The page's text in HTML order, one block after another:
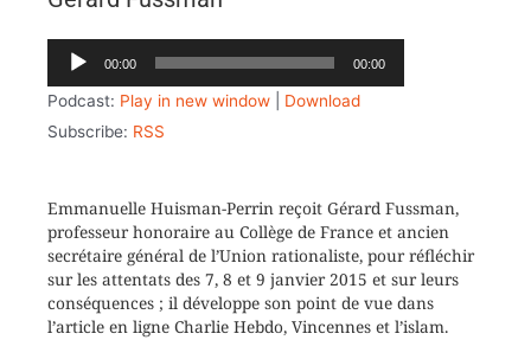
Lecteur
audio
00:00 00:00
Podcast: Play in new window
Download
Subscribe: RSS
Emmanuelle Huisman-Perrin reçoit Gérard Fussman,
professeur honoraire au Collège de France et ancien
secrétaire général de l’Union rationaliste, pour réfléchir
sur les attentats des 7, 8 et 9 janvier 2015 et sur leurs
conséquences ; il développe son point de vue dans
l’article en ligne Charlie Hebdo, Vincennes et l’islam.